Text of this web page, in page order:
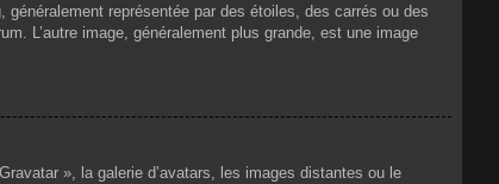
représentée par des étoiles, des carrés ou des
L’autre image, généralement plus grande, est une image
», la galerie d’avatars, les images distantes ou le